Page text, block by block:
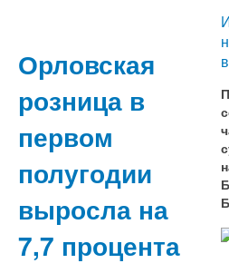
Орловская
розница в
первом
полугодии
выросла на
7,7 процента